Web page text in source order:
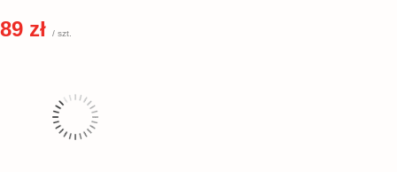
89 zł / szt.